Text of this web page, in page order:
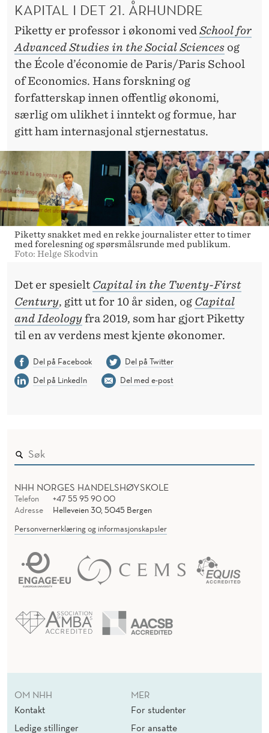
KAPITAL I DET 21. ÅRHUNDRE
Piketty er professor i økonomi ved School for
Advanced Studies in the Social Sciences og
the École d’économie de Paris/Paris School
of Economics. Hans forskning og
forfatterskap innen offentlig økonomi,
særlig om ulikhet i inntekt og formue, har
gitt ham internasjonal stjernestatus.
Piketty snakket med en rekke journalister etter to timer
med forelesning og spørsmålsrunde med publikum.
Foto: Helge Skodvin
Det er spesielt Capital in the Twenty-First
Century, gitt ut for 10 år siden, og Capital
and Ideologyfra 2019, som har gjort Piketty
til en av verdens mest kjente økonomer.
Del på Facebook
Del på Twitter
Del på LinkedIn
Del med e-post
NHH NORGES HANDELSHØYSKOLE
Telefon
+47 55 95 90 00
Adresse
Helleveien 30, 5045 Bergen
Personvernerklæring og informasjonskapsler
OM NHH
Kontakt
Ledige stillinger
MER
For studenter
For ansatte